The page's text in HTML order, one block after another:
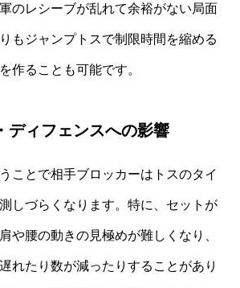
のレシーブが乱れて余裕がない局面
もジャンプトスで制限時間を縮める
作ることも可能です。
ディフェンスへの影響
ことで相手ブロッカーはトスのタイ
しづらくなります。特に、セットが
や腰の動きの見極めが難しくなり、
れたり数が減ったりすることがあり